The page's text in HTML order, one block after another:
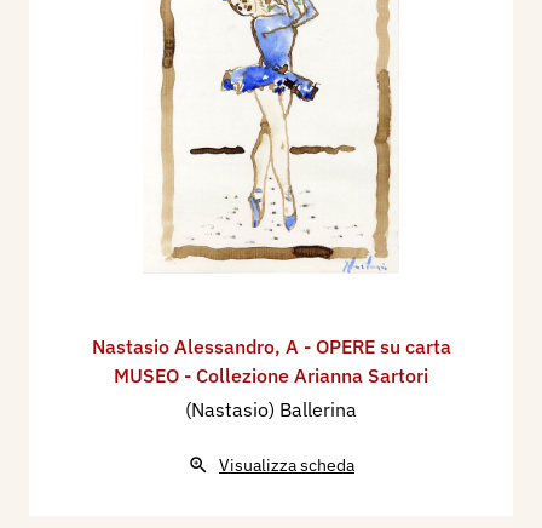
Nastasio Alessandro, A - OPERE su carta
MUSEO - Collezione Arianna Sartori
(Nastasio) Ballerina
Visualizza scheda